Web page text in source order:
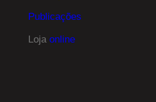
Publicações
Loja online